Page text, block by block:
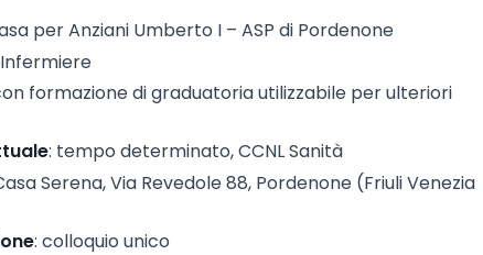
per Anziani Umberto I – ASP di Pordenone
formazione di graduatoria utilizzabile per ulteriori
: tempo determinato, CCNL Sanità
Serena, Via Revedole 88, Pordenone (Friuli Venezia
: colloquio unico